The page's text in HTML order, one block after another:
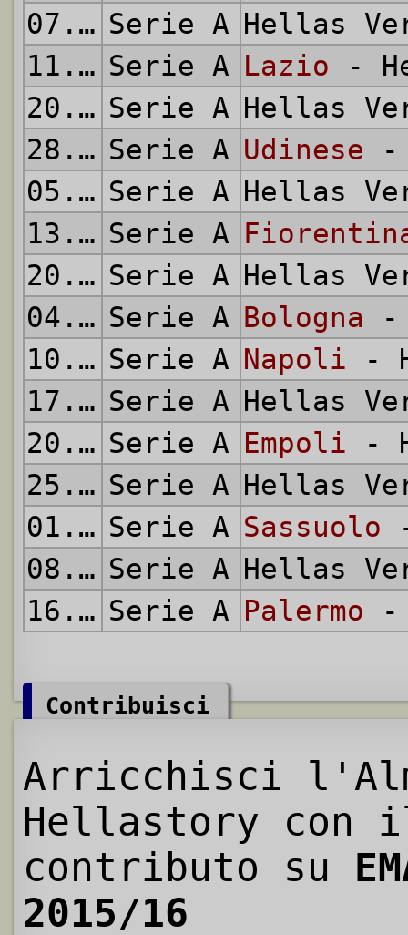
07.02.2016 Serie A Hellas
11.02.2016 Serie A Lazio -
20.02.2016 Serie A Hellas
28.02.2016 Serie A Udinese -
05.03.2016 Serie A Hellas
13.03.2016 Serie A
20.03.2016 Serie A Hellas
04.04.2016 Serie A Bologna -
10.04.2016 Serie A Napoli -
17.04.2016 Serie A Hellas
20.04.2016 Serie A Empoli -
25.04.2016 Serie A Hellas
01.05.2016 Serie A Sassuolo
08.05.2016 Serie A Hellas
16.05.2016 Serie A Palermo -
Contribuisci
Arricchisci
Hellastory con
contributo su
2015/16